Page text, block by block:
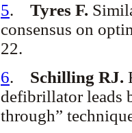
5. Tyres F.
consensus on
22.
6. Schilling RJ.
defibrillator leads
through”